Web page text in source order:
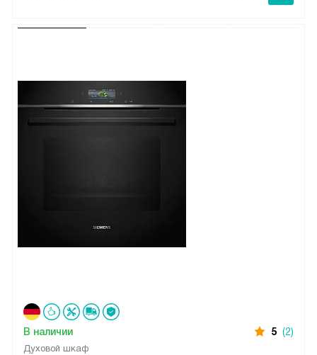
Духовой шкаф
В наличии 5 (2)